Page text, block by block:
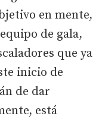
en mente,
de gala,
que ya
inicio de
de dar
está